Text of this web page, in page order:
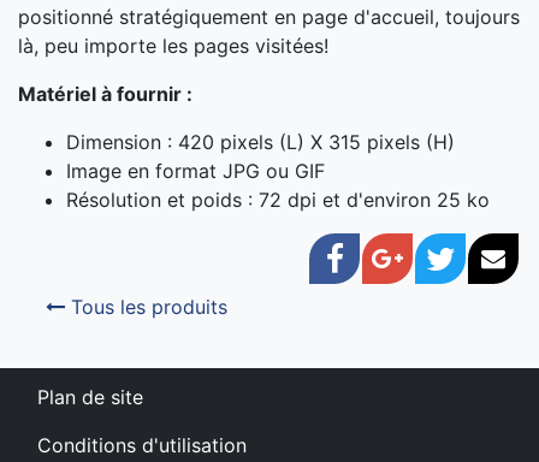
positionné stratégiquement en page d'accueil, toujours
là, peu importe les pages visitées!
Matériel à fournir :
Dimension : 420 pixels (L) X 315 pixels (H)
Image en format JPG ou GIF
Résolution et poids : 72 dpi et d'environ 25 ko
Facebook
Google+
Twitter
Tous les produits
Plan de site
Conditions d'utilisation